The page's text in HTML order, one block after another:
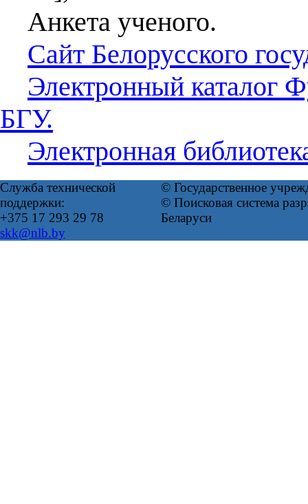
Анкета ученого.
Сайт Белорусского
Электронный каталог
БГУ.
Электронная
Служба технической
поддержки:
+375 17 293 29 78
skk@nlb.by
© Государственное
© Поисковая система
Беларуси